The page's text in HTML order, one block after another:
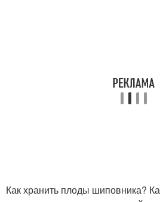
Как хранить плоды шиповника?